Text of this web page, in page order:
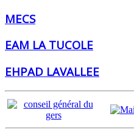
MECS
EAM LA TUCOLE
EHPAD LAVALLEE